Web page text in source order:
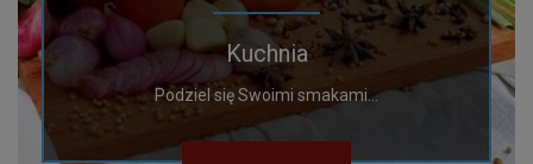
Kuchnia
Podziel się Swoimi smakami...